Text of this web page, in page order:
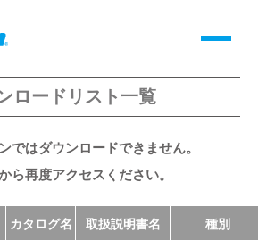
ステムを探す
ロードリスト一覧
ではダウンロードできません。
ら再度アクセスください。
カタログ名 取扱説明書名 種別